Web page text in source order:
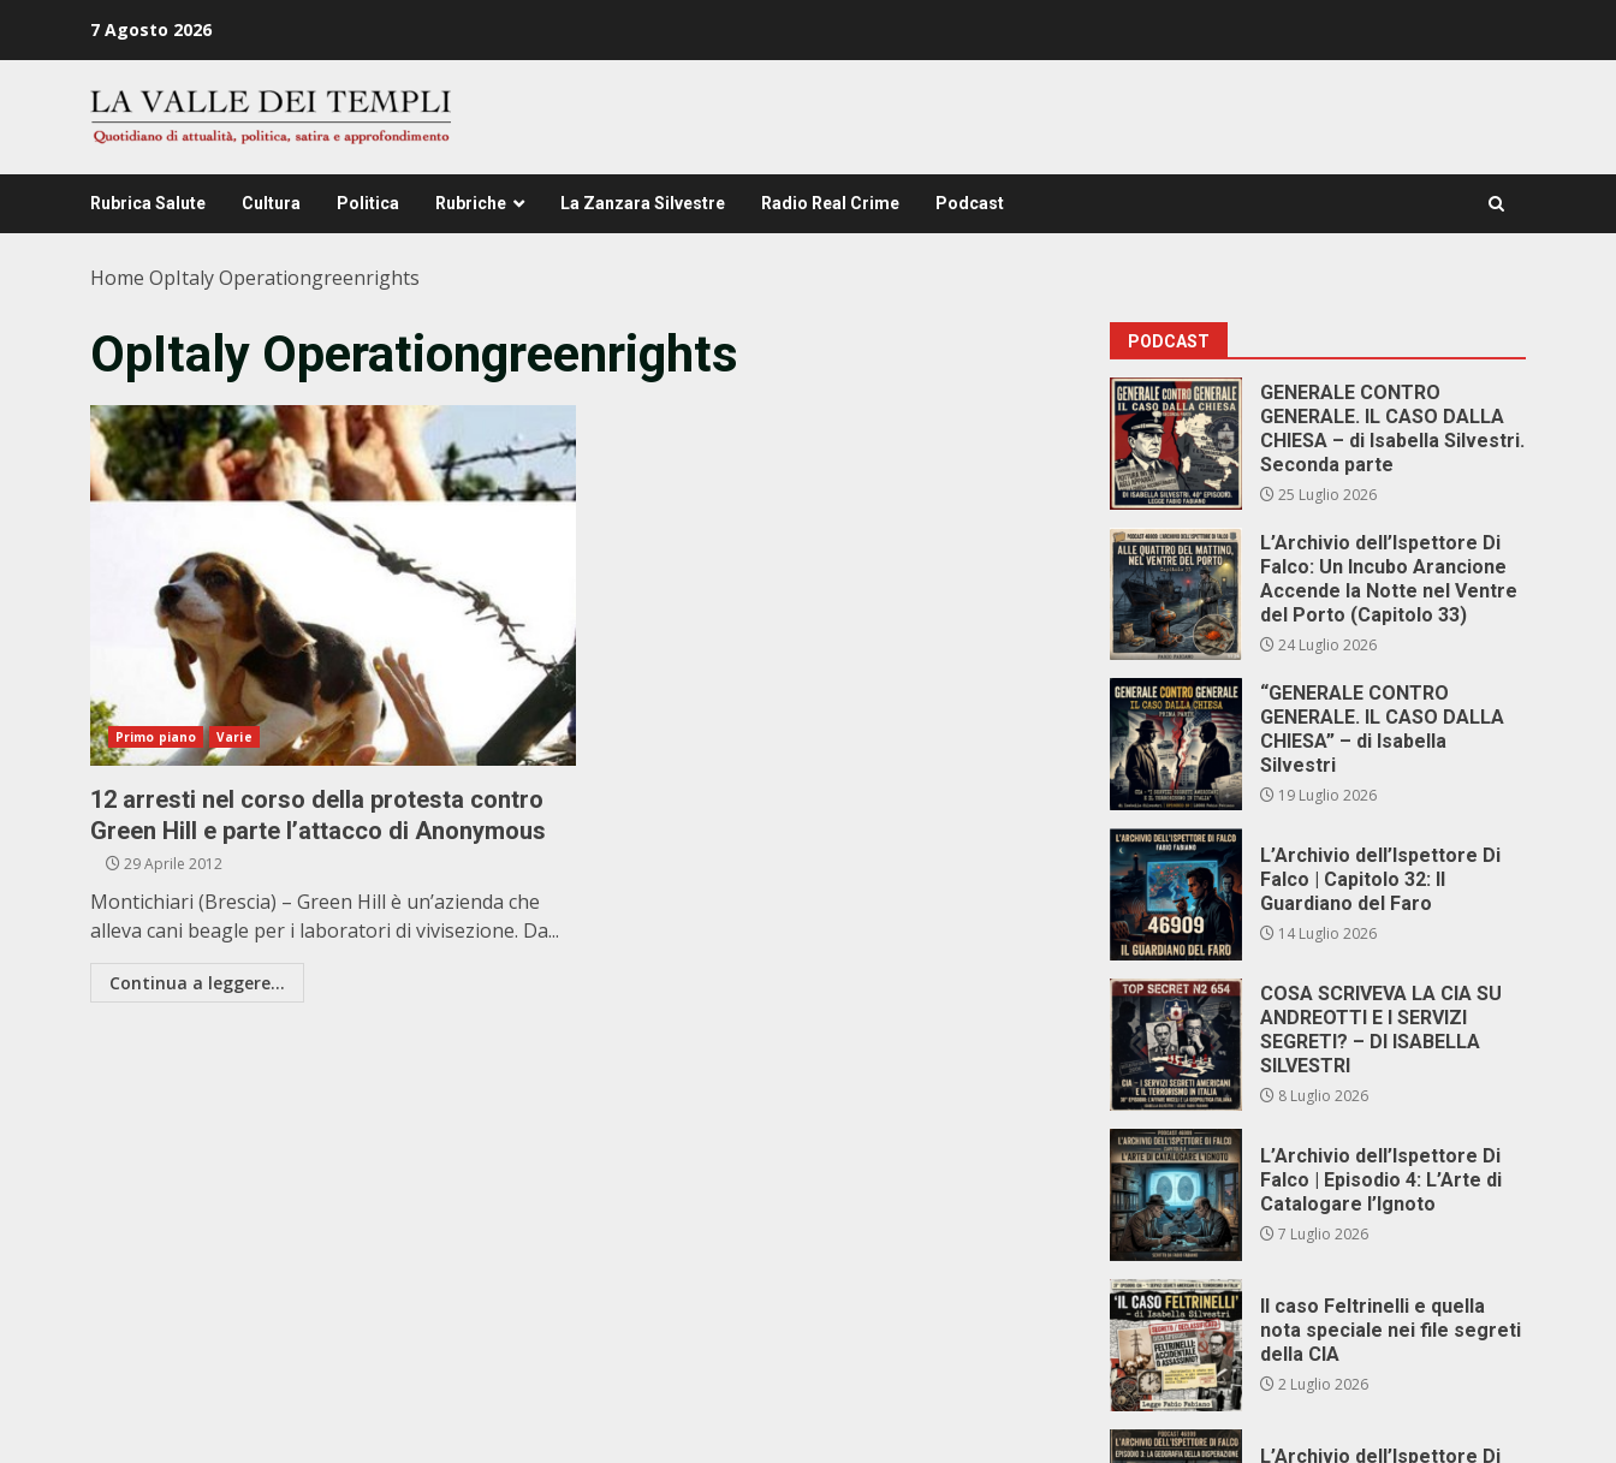
7 Agosto 2026
Rubrica Salute Cultura Politica Rubriche La Zanzara Silvestre Radio Real Crime Podcast
Home OpItaly Operationgreenrights
OpItaly Operationgreenrights
Primo piano Varie
12 arresti nel corso della protesta contro
Green Hill e parte l’attacco di Anonymous
29 Aprile 2012
Montichiari (Brescia) – Green Hill è un’azienda che
alleva cani beagle per i laboratori di vivisezione. Da...
Continua a leggere...
PODCAST
GENERALE CONTRO
GENERALE. IL CASO DALLA
CHIESA – di Isabella Silvestri.
Seconda parte
25 Luglio 2026
L’Archivio dell’Ispettore Di
Falco: Un Incubo Arancione
Accende la Notte nel Ventre
del Porto (Capitolo 33)
24 Luglio 2026
“GENERALE CONTRO
GENERALE. IL CASO DALLA
CHIESA” – di Isabella
Silvestri
19 Luglio 2026
L’Archivio dell’Ispettore Di
Falco | Capitolo 32: Il
Guardiano del Faro
14 Luglio 2026
COSA SCRIVEVA LA CIA SU
ANDREOTTI E I SERVIZI
SEGRETI? – DI ISABELLA
SILVESTRI
8 Luglio 2026
L’Archivio dell’Ispettore Di
Falco | Episodio 4: L’Arte di
Catalogare l’Ignoto
7 Luglio 2026
Il caso Feltrinelli e quella
nota speciale nei file segreti
della CIA
2 Luglio 2026
L’Archivio dell’Ispettore Di